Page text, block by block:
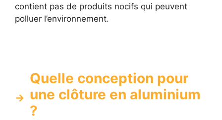
contient pas de produits nocifs qui peuvent
polluer l’environnement.
Quelle conception pour
une clôture en aluminium
?